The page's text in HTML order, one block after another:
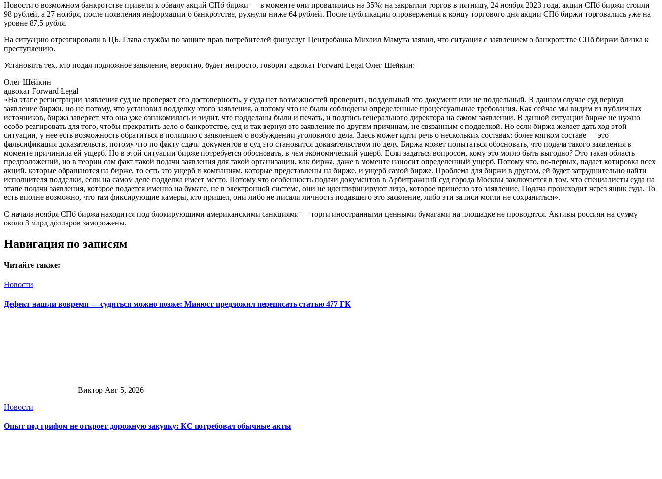
Новости о возможном банкротстве привели к обвалу акций СПб биржи — в моменте они провалились на 35%: на закрытии торгов в пятницу, 24 ноября 2023 года, акции СПб биржи стоили
98 рублей, а 27 ноября, после появления информации о банкротстве, рухнули ниже 64 рублей. После публикации опровержения к концу торгового дня акции СПб биржи торговались уже на
уровне 87,5 рубля.
На ситуацию отреагировали в ЦБ. Глава службы по защите прав потребителей финуслуг Центробанка Михаил Мамута заявил, что ситуация с заявлением о банкротстве СПб биржи близка к
преступлению.
Установить тех, кто подал подложное заявление, вероятно, будет непросто, говорит адвокат Forward Legal Олег Шейкин:
Олег Шейкин
адвокат Forward Legal
«На этапе регистрации заявления суд не проверяет его достоверность, у суда нет возможностей проверить, поддельный это документ или не поддельный. В данном случае суд вернул
заявление биржи, но не потому, что установил подделку этого заявления, а потому что не были соблюдены определенные процессуальные требования. Как сейчас мы видим из публичных
источников, биржа заверяет, что она уже ознакомилась и видит, что подделаны были и печать, и подпись генерального директора на самом заявлении. В данной ситуации бирже не нужно
особо реагировать для того, чтобы прекратить дело о банкротстве, суд и так вернул это заявление по другим причинам, не связанным с подделкой. Но если биржа желает дать ход этой
ситуации, у нее есть возможность обратиться в полицию с заявлением о возбуждении уголовного дела. Здесь может идти речь о нескольких составах: более мягком составе — это
фальсификация доказательств, потому что по факту сдачи документов в суд это становится доказательством по делу. Биржа может попытаться обосновать, что подача такого заявления в
моменте причинила ей ущерб. Но в этой ситуации бирже потребуется обосновать, в чем экономический ущерб. Если задаться вопросом, кому это могло быть выгодно? Это такая область
предположений, но в теории сам факт такой подачи заявления для такой организации, как биржа, даже в моменте наносит определенный ущерб. Потому что, во-первых, падает котировка всех
акций, которые обращаются на бирже, то есть это ущерб и компаниям, которые представлены на бирже, и ущерб самой бирже. Проблема для биржи в другом, ей будет затруднительно найти
исполнителя подделки, если на самом деле подделка имеет место. Потому что особенность подачи документов в Арбитражный суд города Москвы заключается в том, что специалисты суда на
этапе подачи заявления, которое подается именно на бумаге, не в электронной системе, они не идентифицируют лицо, которое принесло это заявление. Подача происходит через ящик суда. То
есть вполне возможно, что там фиксирующие камеры, кто пришел, они либо не писали личность подавшего это заявление, либо эти записи могли не сохраниться».
С начала ноября СПб биржа находится под блокирующими американскими санкциями — торги иностранными ценными бумагами на площадке не проводятся. Активы россиян на сумму
около 3 млрд долларов заморожены.
Навигация по записям
Читайте также:
Новости
Дефект нашли вовремя — судиться можно позже: Минюст предложил переписать статью 477 ГК
Виктор Авг 5, 2026
Новости
Опыт под грифом не откроет дорожную закупку: КС потребовал обычные акты